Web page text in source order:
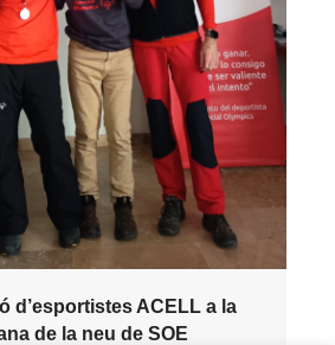
d’esportistes ACELL a la
de la neu de SOE